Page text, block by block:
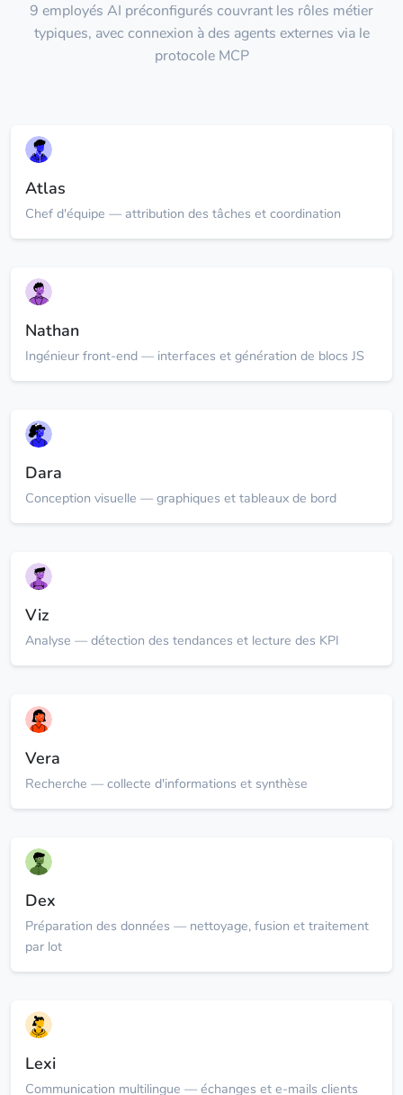
9 employés AI préconfigurés couvrant les rôles métier
typiques, avec connexion à des agents externes via le
protocole MCP
Atlas
Chef d'équipe — attribution des tâches et coordination
Nathan
Ingénieur front-end — interfaces et génération de blocs JS
Dara
Conception visuelle — graphiques et tableaux de bord
Viz
Analyse — détection des tendances et lecture des KPI
Vera
Recherche — collecte d'informations et synthèse
Dex
Préparation des données — nettoyage, fusion et traitement
par lot
Lexi
Communication multilingue — échanges et e-mails clients